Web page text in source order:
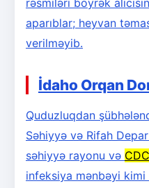
rəsmiləri böyrək
aparıblar; heyvan
verilməyib.
İdaho Orqan
Quduzluqdan
Səhiyyə və Rifah
səhiyyə rayonu və CDC
infeksiya mənbəyi kimi